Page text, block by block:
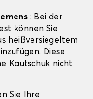
: Bei der
können Sie
heißversiegeltem
Diese
Kautschuk nicht
Sie Ihre